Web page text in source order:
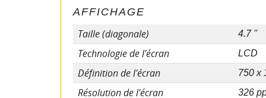
AFFICHAGE
Taille (diagonale) 4.7 "
Technologie de l'écran LCD
Définition de l'écran 750 x
Résolution de l'écran 326